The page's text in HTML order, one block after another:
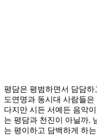
평담은 평범하면서 담담
도연명과 동시대 사람들
다지만 시든 서예든 음악
는 평담과 천진이 아닐까.
는 평이하고 담백하게 하